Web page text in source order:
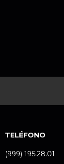
TELÉFONO
(999) 195.28.01